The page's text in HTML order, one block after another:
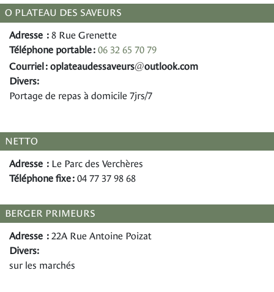
O PLATEAU DES SAVEURS
Adresse : 8 Rue Grenette
Téléphone portable : 06 32 65 70 79
Courriel :
moc.kooltuo
@
sruevasseduaetalpo
Divers:
Portage de repas à domicile 7jrs/7
NETTO
Adresse : Le Parc des Verchères
Téléphone fixe : 04 77 37 98 68
BERGER PRIMEURS
Adresse : 22A Rue Antoine Poizat
Divers:
sur les marchés